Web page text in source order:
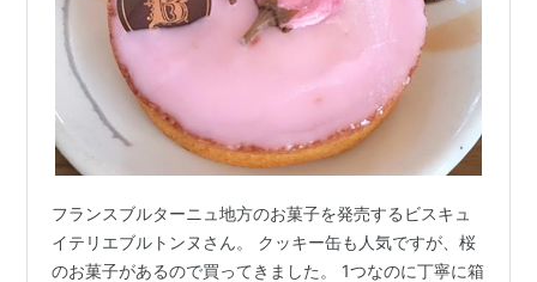
フランスブルターニュ地方のお菓子を発売するビスキュ
イテリエブルトンヌさん。 クッキー缶も人気ですが、桜
のお菓子があるので買ってきました。 1つなのに丁寧に箱